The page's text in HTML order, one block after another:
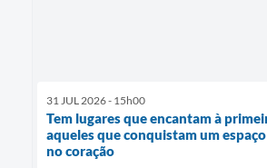
31 JUL 2026 - 15h00
Tem lugares que encantam à
aqueles que conquistam um
no coração